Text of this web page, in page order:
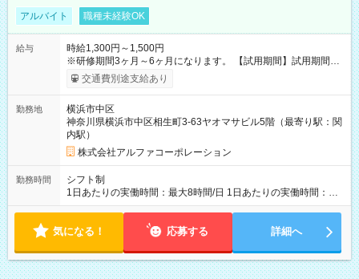
アルバイト 職種未経験OK
給与
時給1,300円～1,500円
※研修期間3ヶ月～6ヶ月になります。 【試用期間】試用期間あ
り 試用期間の長さ：1ヶ月 雇用形態、給与は本採用時と同じで
す。
交通費別途支給あり
勤務地
横浜市中区
神奈川県横浜市中区相生町3-63ヤオマサビル5階（最寄り駅：関
内駅）
株式会社アルファコーポレーション
勤務時間
シフト制
1日あたりの実働時間：最大8時間/日 1日あたりの実働時間：
7~8時間 シフト例 ・10時00分～18時00分 ・10時00分～19時00
気になる！ 応募する 詳細へ